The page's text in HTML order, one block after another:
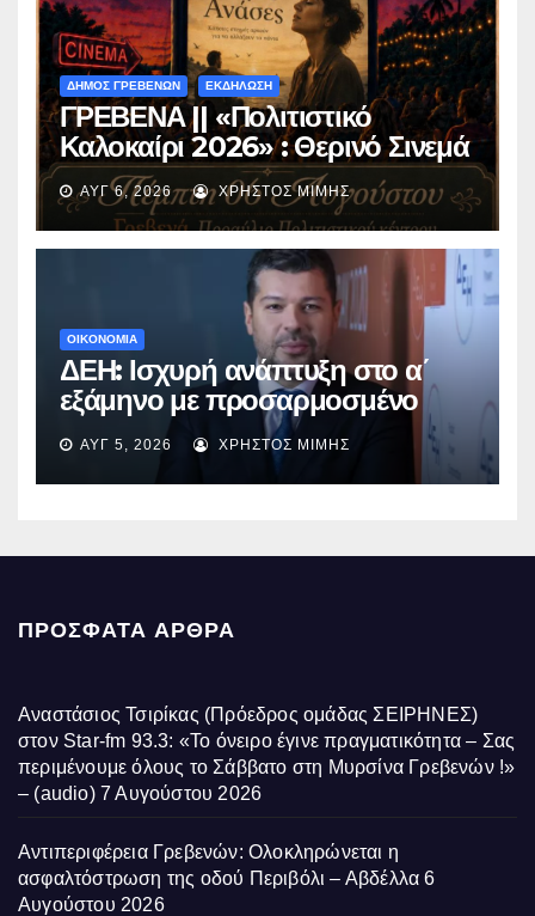
ΔΗΜΟΣ ΓΡΕΒΕΝΩΝ ΕΚΔΗΛΩΣΗ
ΓΡΕΒΕΝΑ || «Πολιτιστικό
Καλοκαίρι 2026» : Θερινό Σινεμά
με την βραβευμένη ταινία
«Μικρές Ανάσες».
ΑΥΓ 6, 2026 ΧΡΉΣΤΟΣ ΜΊΜΗΣ
ΟΙΚΟΝΟΜΙΑ
ΔΕΗ: Ισχυρή ανάπτυξη στο α΄
εξάμηνο με προσαρμοσμένο
EBITDA στα €1,2 δισ.
ΑΥΓ 5, 2026 ΧΡΉΣΤΟΣ ΜΊΜΗΣ
ΠΡΌΣΦΑΤΑ ΆΡΘΡΑ
Αναστάσιος Τσιρίκας (Πρόεδρος ομάδας ΣΕΙΡΗΝΕΣ)
στον Star-fm 93.3: «Το όνειρο έγινε πραγματικότητα – Σας
περιμένουμε όλους το Σάββατο στη Μυρσίνα Γρεβενών !»
– (audio) 7 Αυγούστου 2026
Αντιπεριφέρεια Γρεβενών: Ολοκληρώνεται η
ασφαλτόστρωση της οδού Περιβόλι – Αβδέλλα 6
Αυγούστου 2026